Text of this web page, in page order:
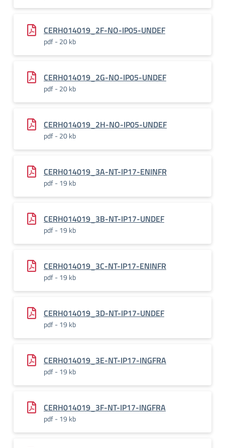
CERH014019_2F-NO-IP05-UNDEF
pdf - 20 kb
CERH014019_2G-NO-IP05-UNDEF
pdf - 20 kb
CERH014019_2H-NO-IP05-UNDEF
pdf - 20 kb
CERH014019_3A-NT-IP17-ENINFR
pdf - 19 kb
CERH014019_3B-NT-IP17-UNDEF
pdf - 19 kb
CERH014019_3C-NT-IP17-ENINFR
pdf - 19 kb
CERH014019_3D-NT-IP17-UNDEF
pdf - 19 kb
CERH014019_3E-NT-IP17-INGFRA
pdf - 19 kb
CERH014019_3F-NT-IP17-INGFRA
pdf - 19 kb